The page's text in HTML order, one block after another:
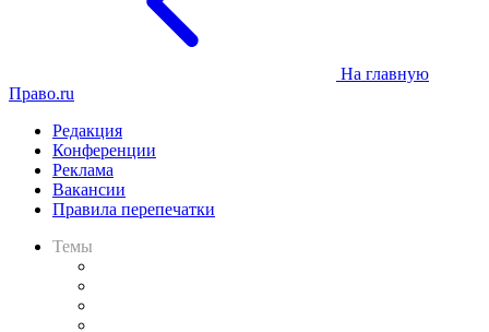
На главную
Право.ru
Редакция
Конференции
Реклама
Вакансии
Правила перепечатки
Темы